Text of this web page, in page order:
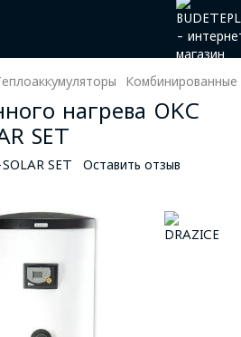
нагрева OKC
SET
SET Оставить отзыв